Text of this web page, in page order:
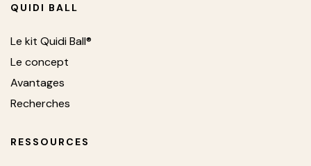
QUIDI BALL
Le kit Quidi Ball®
Le concept
Avantages
Recherches
RESSOURCES